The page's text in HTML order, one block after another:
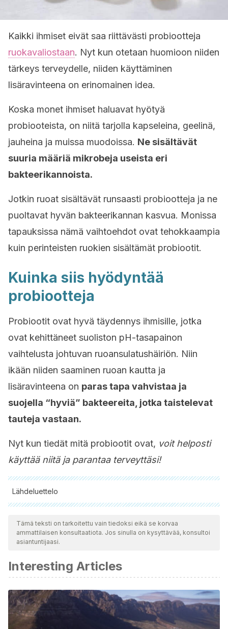
Kaikki ihmiset eivät saa riittävästi probiootteja
ruokavaliostaan. Nyt kun otetaan huomioon niiden
tärkeys terveydelle, niiden käyttäminen
lisäravinteena on erinomainen idea.
Koska monet ihmiset haluavat hyötyä
probiooteista, on niitä tarjolla kapseleina, geelinä,
jauheina ja muissa muodoissa. Ne sisältävät
suuria määriä mikrobeja useista eri
bakteerikannoista.
Jotkin ruoat sisältävät runsaasti probiootteja ja ne
puoltavat hyvän bakteerikannan kasvua. Monissa
tapauksissa nämä vaihtoehdot ovat tehokkaampia
kuin perinteisten ruokien sisältämät probiootit.
Kuinka siis hyödyntää
probiootteja
Probiootit ovat hyvä täydennys ihmisille, jotka
ovat kehittäneet suoliston pH-tasapainon
vaihtelusta johtuvan ruoansulatushäiriön. Niin
ikään niiden saaminen ruoan kautta ja
lisäravinteena on paras tapa vahvistaa ja
suojella “hyviä” bakteereita, jotka taistelevat
tauteja vastaan.
Nyt kun tiedät mitä probiootit ovat, voit helposti
käyttää niitä ja parantaa terveyttäsi!
Lähdeluettelo
Kaikki lainatut lähteet tarkistettiin perusteellisesti tiimimme
toimesta varmistaaksemme niiden laadun, luotettavuuden,
ajantasaisuuden ja pätevyyden. Tämän artikkelin bibliografia
Cristofori, F., Dargenio, V. N., Dargenio, C., Miniello, V. L.,
Barone, M., & Francavilla, R. (2021). Anti-inflammatory and
immunomodulatory effects of probiotics in gut inflammation:
a door to the body.
Frontiers in immunology 12, 578386.
https://www.frontiersin.org/articles/10.3389/
Tämä teksti on tarkoitettu vain tiedoksi eikä se korvaa
ammattilaisen konsultaatiota. Jos sinulla on kysyttävää, konsultoi
asiantuntijaasi.
Interesting Articles